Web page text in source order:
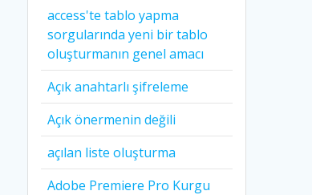
access'te tablo yapma
sorgularında yeni bir tablo
oluşturmanın genel amacı
Açık anahtarlı şifreleme
Açık önermenin değili
açılan liste oluşturma
Adobe Premiere Pro Kurgu